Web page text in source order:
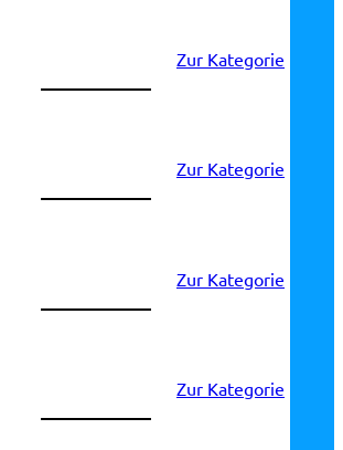
Zur Kategorie
Zur Kategorie
Zur Kategorie
Zur Kategorie